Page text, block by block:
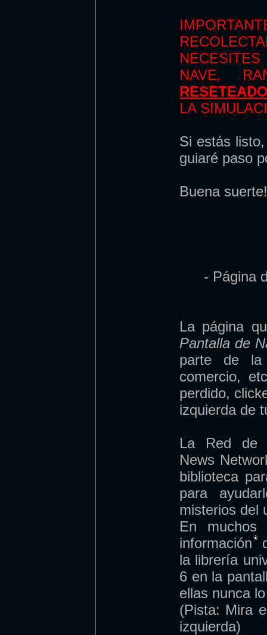
NAVE,
LA
Si estás
guiaré paso
Buena suerte!
- Página
La página
Pantalla de
parte de la
comercio,
perdido,
izquierda de
La Red de
News
biblioteca
para
misterios del
En
información
la librería
6 en la
ellas nunca
(Pista: Mira
izquierda)